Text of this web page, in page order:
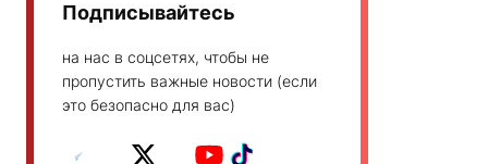
Подписывайтесь
на нас в соцсетях, чтобы не
пропустить важные новости (если
это безопасно для вас)